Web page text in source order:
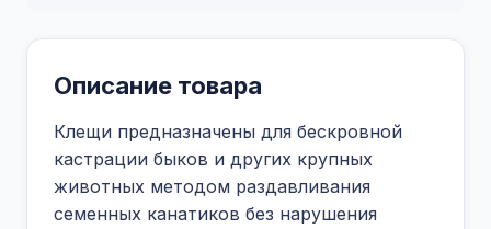
Описание товара
Клещи предназначены для бескровной
кастрации быков и других крупных
животных методом раздавливания
семенных канатиков без нарушения